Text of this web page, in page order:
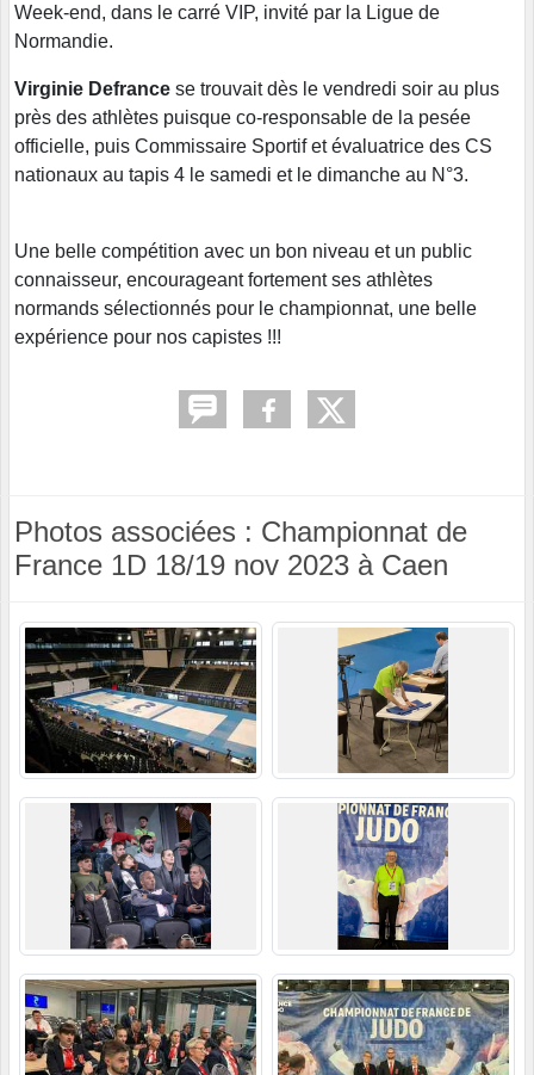
Week-end, dans le carré VIP, invité par la Ligue de
Normandie.
Virginie Defrance se trouvait dès le vendredi soir au plus
près des athlètes puisque co-responsable de la pesée
officielle, puis Commissaire Sportif et évaluatrice des CS
nationaux au tapis 4 le samedi et le dimanche au N°3.
Une belle compétition avec un bon niveau et un public
connaisseur, encourageant fortement ses athlètes
normands sélectionnés pour le championnat, une belle
expérience pour nos capistes !!!
Photos associées : Championnat de
France 1D 18/19 nov 2023 à Caen